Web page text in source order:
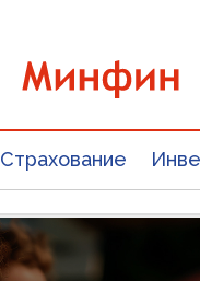
Страхование